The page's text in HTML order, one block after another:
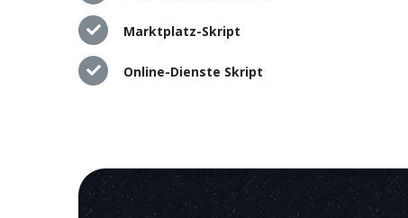
Marktplatz-Skript
Online-Dienste Skript